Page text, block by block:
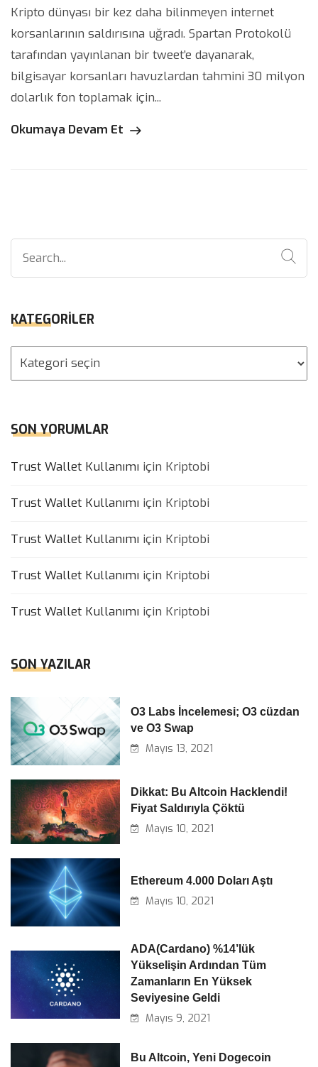
Kripto dünyası bir kez daha bilinmeyen internet
korsanlarının saldırısına uğradı. Spartan Protokolü
tarafından yayınlanan bir tweet’e dayanarak,
bilgisayar korsanları havuzlardan tahmini 30 milyon
dolarlık fon toplamak için...
Okumaya Devam Et
KATEGORILER
Kategoriler
SON YORUMLAR
Trust Wallet Kullanımı için Kriptobi
Trust Wallet Kullanımı için Kriptobi
Trust Wallet Kullanımı için Kriptobi
Trust Wallet Kullanımı için Kriptobi
Trust Wallet Kullanımı için Kriptobi
SON YAZILAR
O3 Labs İncelemesi; O3 cüzdan
ve O3 Swap
Mayıs 13, 2021
Dikkat: Bu Altcoin Hacklendi!
Fiyat Saldırıyla Çöktü
Mayıs 10, 2021
Ethereum 4.000 Doları Aştı
Mayıs 10, 2021
ADA(Cardano) %14’lük
Yükselişin Ardından Tüm
Zamanların En Yüksek
Seviyesine Geldi
Mayıs 9, 2021
Bu Altcoin, Yeni Dogecoin